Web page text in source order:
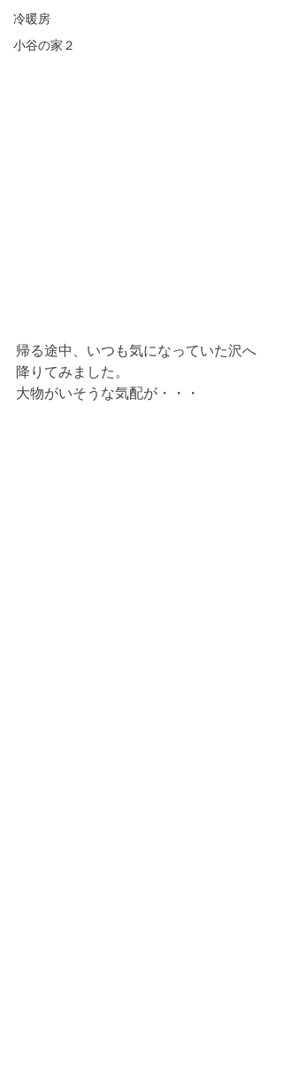
冷暖房
小谷の家２
帰る途中、いつも気になっていた沢へ
降りてみました。
大物がいそうな気配が・・・